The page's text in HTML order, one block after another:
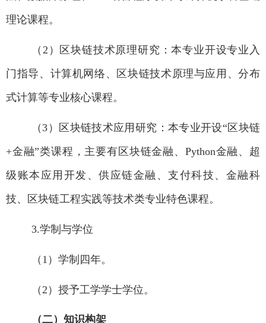
理论课程。
（ 2 ）区块链技术原理研究：本专业开设专业入
门指导、计算机网络、区块链技术原理与应用、分布
式计算等专业核心课程。
（3 ）区块链技术应用研究：本专业开设“区块链
+金融”类课程，主要有区块链金融、 Python金融、超
级账本应用开发、供应链金融、支付科技、金融科
技、区块链工程实践等技术类专业特色课程。
3.学制与学位
（ 1 ）学制四年。
（ 2 ）授予工学学士学位。
（二）知识构架